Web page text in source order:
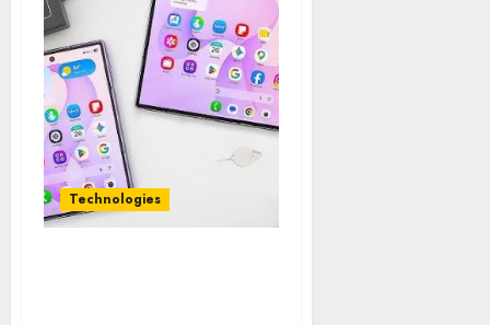
Technologies